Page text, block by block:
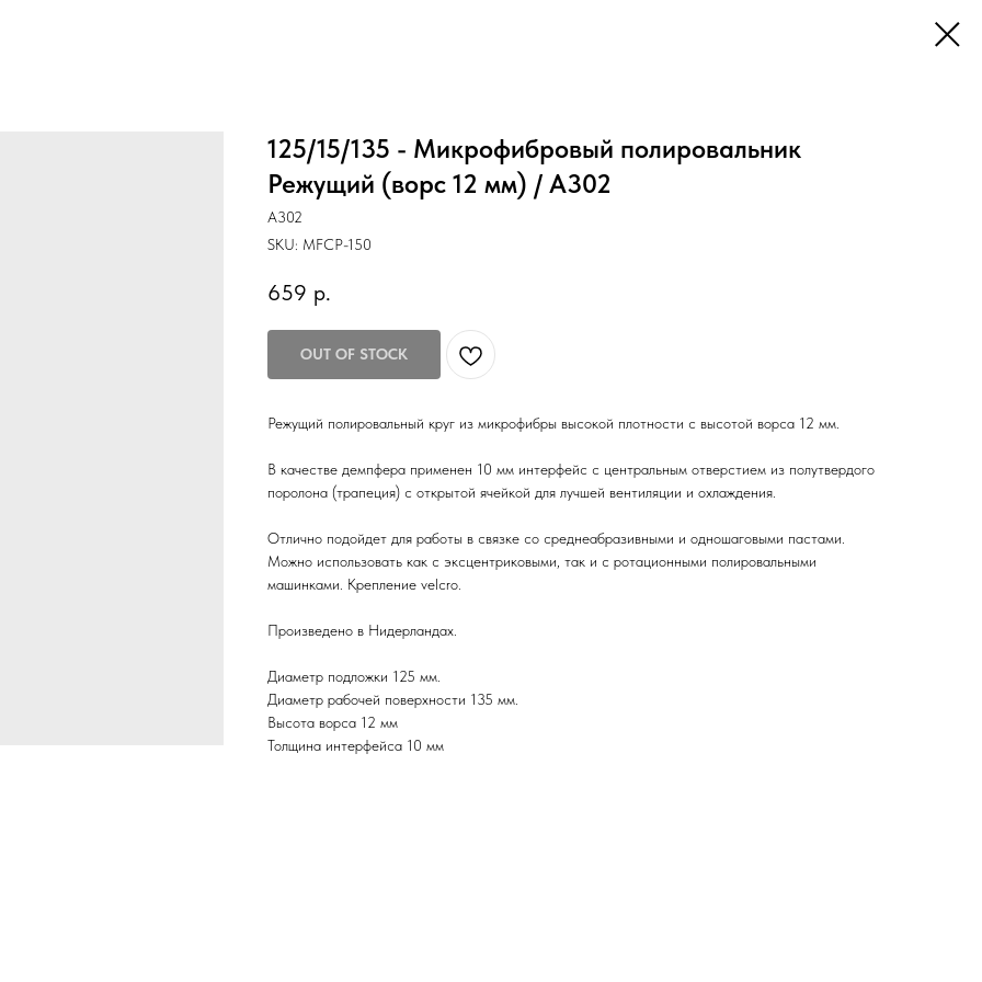
125/15/135 - Микрофибровый полировальник
Режущий (ворс 12 мм) / A302
A302
SKU: MFCP-150
659 р.
OUT OF STOCK
Режущий полировальный круг из микрофибры высокой плотности с высотой ворса 12 мм.
В качестве демпфера применен 10 мм интерфейс с центральным отверстием из полутвердого
поролона (трапеция) с открытой ячейкой для лучшей вентиляции и охлаждения.
Отлично подойдет для работы в связке со среднеабразивными и одношаговыми пастами.
Можно использовать как с эксцентриковыми, так и с ротационными полировальными
машинками. Крепление velcro.
Произведено в Нидерландах.
Диаметр подложки 125 мм.
Диаметр рабочей поверхности 135 мм.
Высота ворса 12 мм
Толщина интерфейса 10 мм